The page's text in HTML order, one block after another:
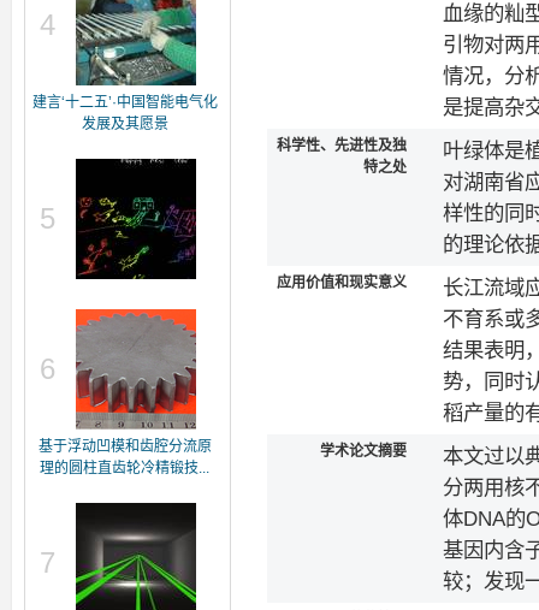
4
建言‘十二五’·中国智能电气化
发展及其愿景
5
6
基于浮动凹模和齿腔分流原
理的圆柱直齿轮冷精锻技...
7
血缘的籼
引物对两
情况，分
是提高杂
科学性、先进性及独
特之处
叶绿体是
对湖南省
样性的同
的理论依
应用价值和现实意义
长江流域
不育系或
结果表明
势，同时
稻产量的
学术论文摘要
本文过以
分两用核
体DNA的
基因内含
较；发现